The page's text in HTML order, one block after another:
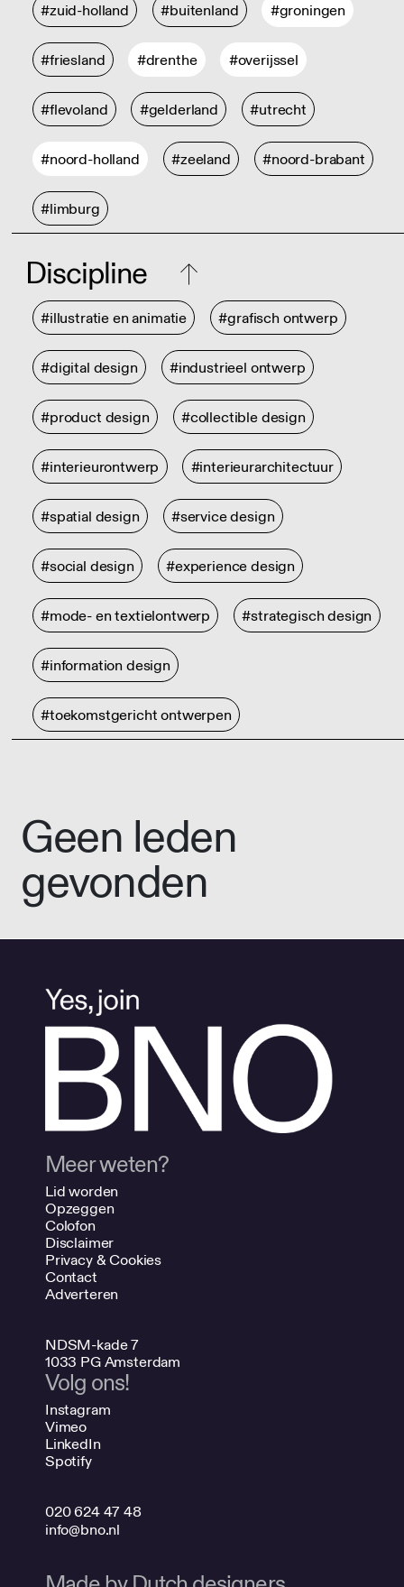
#zuid-holland #buitenland #groningen
#friesland #drenthe #overijssel
#flevoland #gelderland #utrecht
#noord-holland #zeeland #noord-brabant
#limburg
Discipline
#illustratie en animatie #grafisch ontwerp
#digital design #industrieel ontwerp
#product design #collectible design
#interieurontwerp #interieurarchitectuur
#spatial design #service design
#social design #experience design
#mode- en textielontwerp #strategisch design
#information design
#toekomstgericht ontwerpen
Geen leden
gevonden
Meer weten?
Lid worden
Opzeggen
Colofon
Disclaimer
Privacy & Cookies
Contact
Adverteren
NDSM-kade 7
1033 PG Amsterdam
Volg ons!
Instagram
Vimeo
LinkedIn
Spotify
020 624 47 48
info@bno.nl